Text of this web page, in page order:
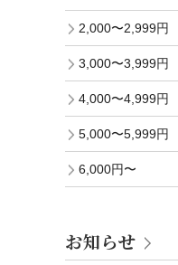
2,000〜2,999円
3,000〜3,999円
4,000〜4,999円
5,000〜5,999円
6,000円〜
お知らせ